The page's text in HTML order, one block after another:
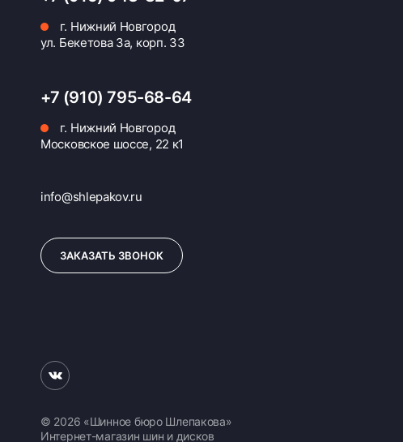
г. Нижний Новгород
ул. Бекетова 3а, корп. 33
+7 (910) 795-68-64
г. Нижний Новгород
Московское шоссе, 22 к1
info@shlepakov.ru
ЗАКАЗАТЬ ЗВОНОК
© 2026 «Шинное бюро Шлепакова»
Интернет-магазин шин и дисков